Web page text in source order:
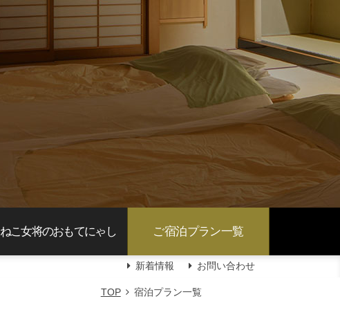
ねこ女将のおもてにゃし ご宿泊プラン一覧
新着情報 お問い合わせ
TOP 宿泊プラン一覧